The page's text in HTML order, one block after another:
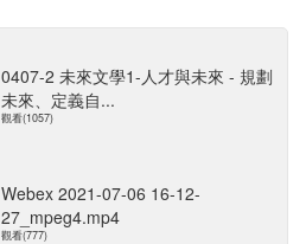
0407-2 未來文學1-人才與未來 - 規劃
未來、定義自...
觀看(1057)
Webex 2021-07-06 16-12-
27_mpeg4.mp4
觀看(777)